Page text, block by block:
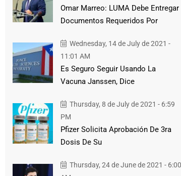
Omar Marreo: LUMA Debe Entregar
Documentos Requeridos Por
Wednesday, 14 de July de 2021 -
11:01 AM
Es Seguro Seguir Usando La
Vacuna Janssen, Dice
Thursday, 8 de July de 2021 - 6:59
PM
Pfizer Solicita Aprobación De 3ra
Dosis De Su
Thursday, 24 de June de 2021 - 6:00